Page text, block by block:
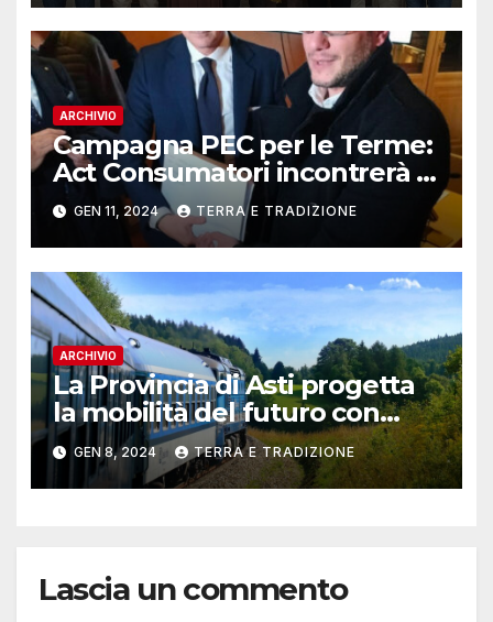
ARCHIVIO
Campagna PEC per le Terme:
Act Consumatori incontrerà il
Governatore Alberto Cirio
GEN 11, 2024 TERRA E TRADIZIONE
ARCHIVIO
La Provincia di Asti progetta
la mobilità del futuro con
“Hydrogen Valley”: on line il
questionario
GEN 8, 2024 TERRA E TRADIZIONE
Lascia un commento